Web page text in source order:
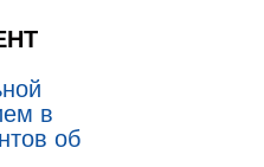
в
об